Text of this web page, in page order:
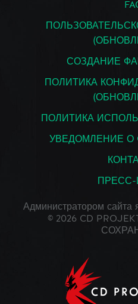
СОЗДАНИЕ
ПОЛИТИКА
ПОЛИТИКА
УВЕДОМЛЕНИЕ О
ПРЕСС-
Администратором сайта
© 2026 CD